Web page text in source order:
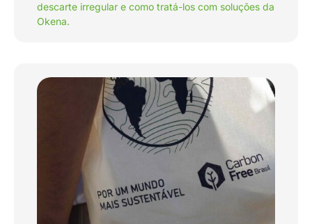
descarte irregular e como tratá-los com soluções da
Okena.